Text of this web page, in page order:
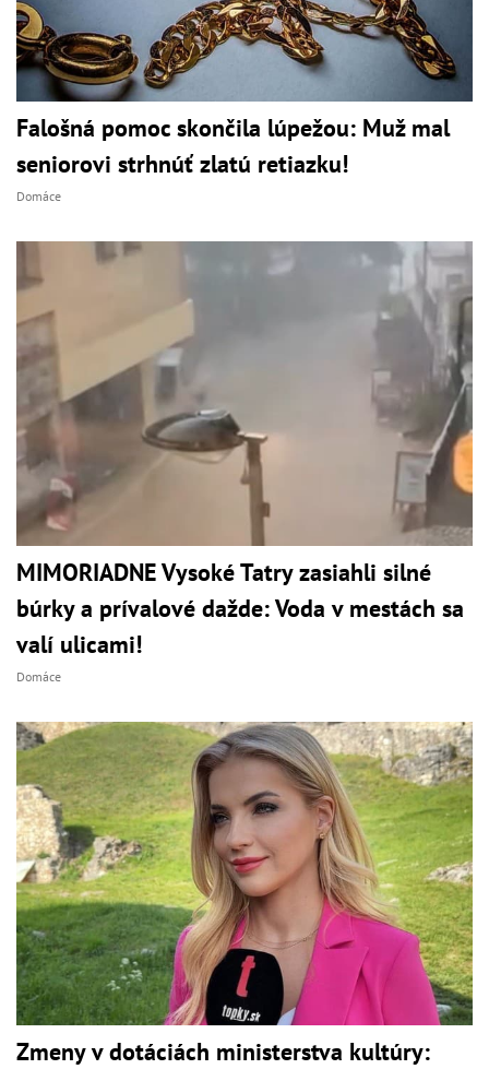
Falošná pomoc skončila lúpežou: Muž mal
seniorovi strhnúť zlatú retiazku!
Domáce
MIMORIADNE Vysoké Tatry zasiahli silné
búrky a prívalové dažde: Voda v mestách sa
valí ulicami!
Domáce
Zmeny v dotáciách ministerstva kultúry: